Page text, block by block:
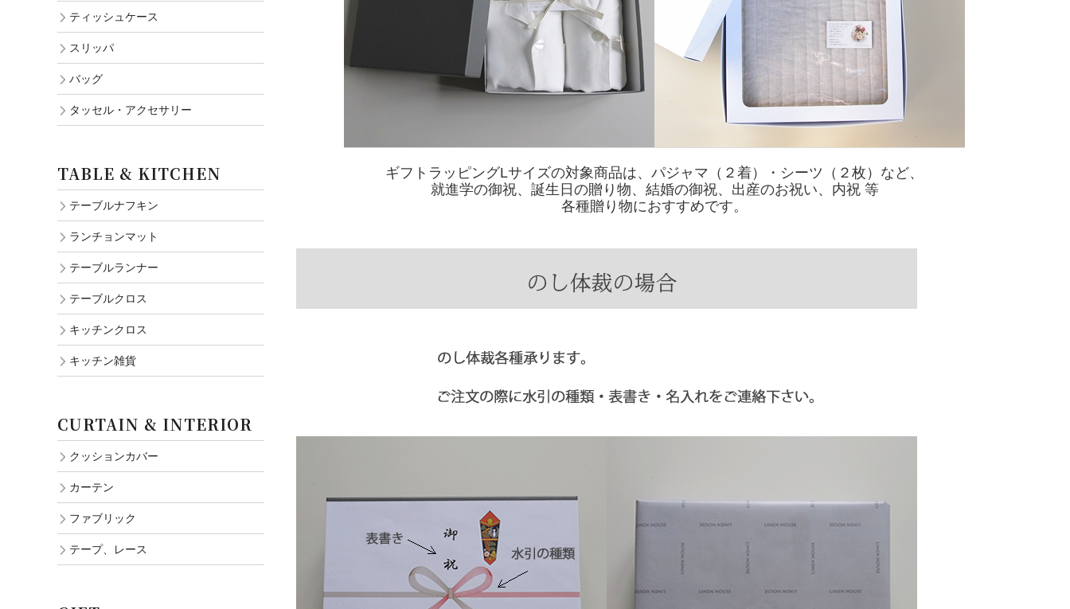
ギフトラッピングLサイズの対象商品は、パジャマ（２着）・シーツ（２枚）など、
就進学の御祝、誕生日の贈り物、結婚の御祝、出産のお祝い、内祝 等
各種贈り物におすすめです。
ティッシュケース
スリッパ
バッグ
タッセル・アクセサリー
TABLE & KITCHEN
テーブルナフキン
ランチョンマット
テーブルランナー
テーブルクロス
キッチンクロス
キッチン雑貨
CURTAIN & INTERIOR
クッションカバー
カーテン
ファブリック
テープ、レース